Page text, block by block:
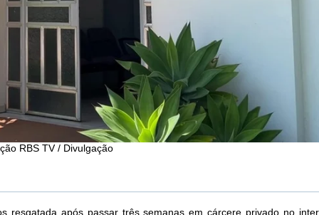
RBS TV / Divulgação
resgatada após passar três semanas em cárcere privado no